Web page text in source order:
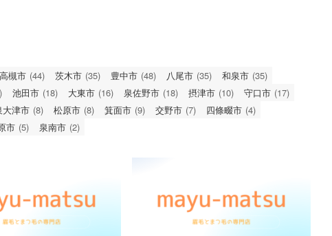
高槻市 (44) 茨木市 (35) 豊中市 (48) 八尾市 (35) 和泉市 (35)
池田市 (18) 大東市 (16) 泉佐野市 (18) 摂津市 (10) 守口市 (17)
大津市 (8) 松原市 (8) 箕面市 (9) 交野市 (7) 四條畷市 (4)
市 (5) 泉南市 (2)